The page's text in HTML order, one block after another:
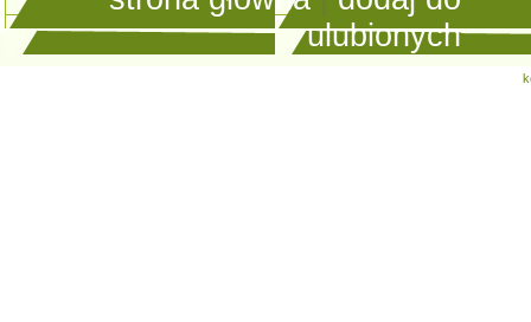
ulubionych